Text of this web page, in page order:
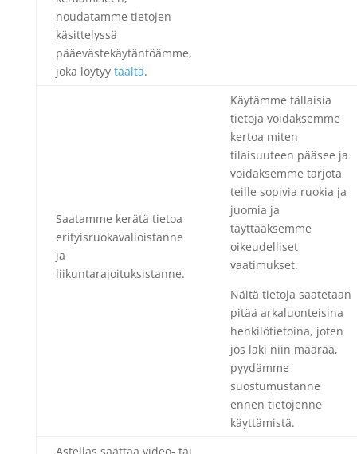
noudatamme tietojen
käsittelyssä
pääevästekäytäntöämme,
joka löytyy täältä.
Saatamme kerätä tietoa
erityisruokavalioistanne
ja
liikuntarajoituksistanne.
Käytämme tällaisia
tietoja voidaksemme
kertoa miten
tilaisuuteen pääsee ja
voidaksemme tarjota
teille sopivia ruokia ja
juomia ja
täyttääksemme
oikeudelliset
vaatimukset.
Näitä tietoja saatetaan
pitää arkaluonteisina
henkilötietoina, joten
jos laki niin määrää,
pyydämme
suostumustanne
ennen tietojenne
käyttämistä.